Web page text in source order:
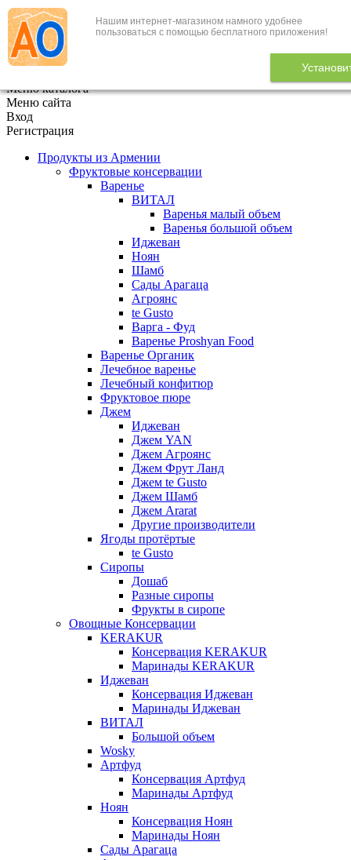
Нашим интернет-магазином намного удобнее
пользоваться с помощью бесплатного приложения!
+7 (495) 646-888-1
В корзине 0
Меню каталога
Меню сайта
Вход
Регистрация
Продукты из Армении
Фруктовые консервации
Варенье
ВИТАЛ
Варенья малый объем
Варенья большой объем
Иджеван
Ноян
Шамб
Сады Арагаца
Агроянс
te Gusto
Варга - Фуд
Варенье Proshyan Food
Варенье Органик
Лечебное варенье
Лечебный конфитюр
Фруктовое пюре
Джем
Иджеван
Джем YAN
Джем Агроянс
Джем Фрут Ланд
Джем te Gusto
Джем Шамб
Джем Ararat
Другие производители
Ягоды протёртые
te Gusto
Сиропы
Дошаб
Разные сиропы
Фрукты в сиропе
Овощные Консервации
KERAKUR
Консервация KERAKUR
Маринады KERAKUR
Иджеван
Консервация Иджеван
Маринады Иджеван
ВИТАЛ
Большой объем
Wosky
Артфуд
Консервация Артфуд
Маринады Артфуд
Ноян
Консервация Ноян
Маринады Ноян
Сады Арагаца